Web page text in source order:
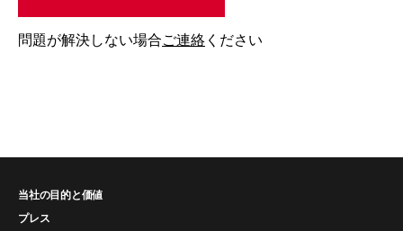
問題が解決しない場合ご連絡 ください
当社の目的と価値
プレス